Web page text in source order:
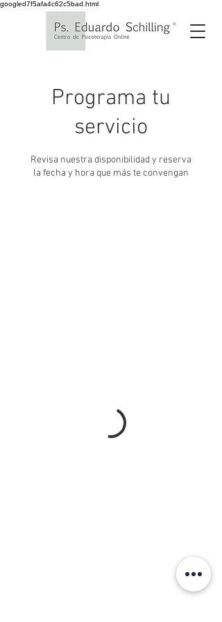
googled7f5afa4c62c5bad.html
Programa tu
servicio
Revisa nuestra disponibilidad y reserva
la fecha y hora que más te convengan